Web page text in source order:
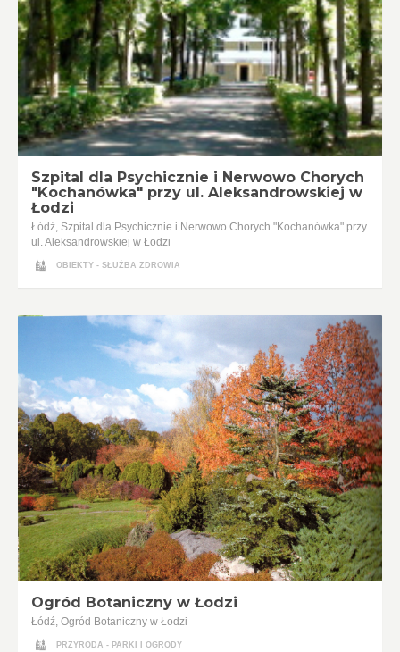
Szpital dla Psychicznie i Nerwowo Chorych
"Kochanówka" przy ul. Aleksandrowskiej w
Łodzi
Łódź, Szpital dla Psychicznie i Nerwowo Chorych "Kochanówka" przy
ul. Aleksandrowskiej w Łodzi
OBIEKTY - SŁUŻBA ZDROWIA
Ogród Botaniczny w Łodzi
Łódź, Ogród Botaniczny w Łodzi
PRZYRODA - PARKI I OGRODY